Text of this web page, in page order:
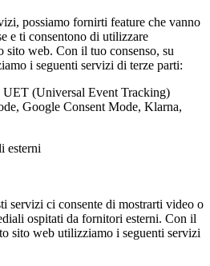
possiamo fornirti feature che vanno
e ti consentono di utilizzare
sito web. Con il tuo consenso, su
i seguenti servizi di terze parti:
UET (Universal Event Tracking)
Google Consent Mode, Klarna,
esterni
servizi ci consente di mostrarti video o
ospitati da fornitori esterni. Con il
sito web utilizziamo i seguenti servizi